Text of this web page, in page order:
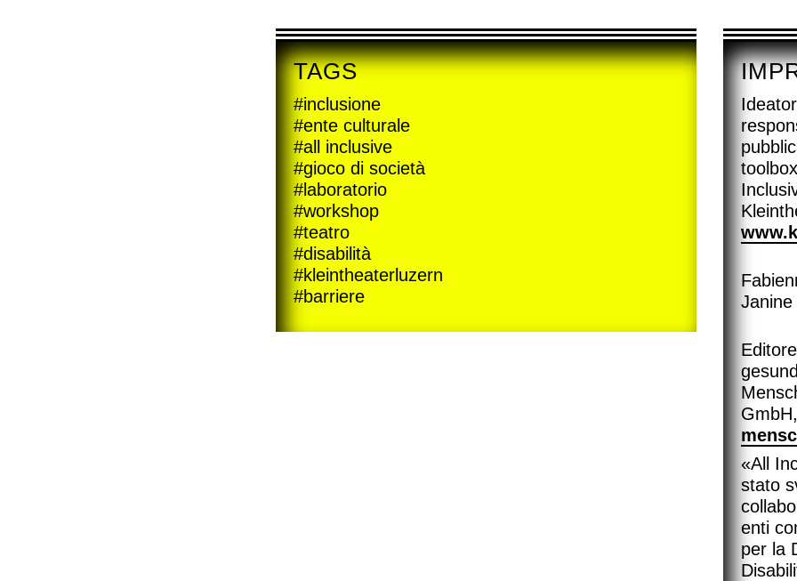
TAGS
#inclusione
#ente culturale
#all inclusive
#gioco di società
#laboratorio
#workshop
#teatro
#disabilità
#kleintheaterluzern
#barriere
toolbox
Janine
GmbH,
«All
stato
enti
per la